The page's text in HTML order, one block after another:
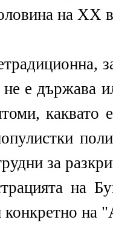
на ХХ
не е държава
каквато
за
на
конкретно на